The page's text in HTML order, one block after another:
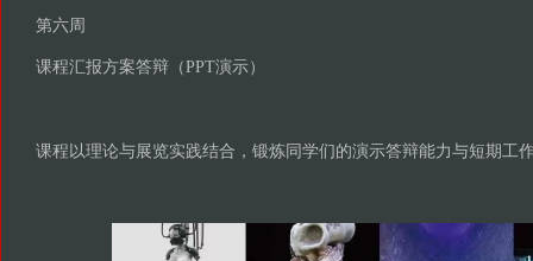
第六周
课程汇报方案答辩（PPT演示）
课程以理论与展览实践结合，锻炼同学们的演示答辩能力与短期工